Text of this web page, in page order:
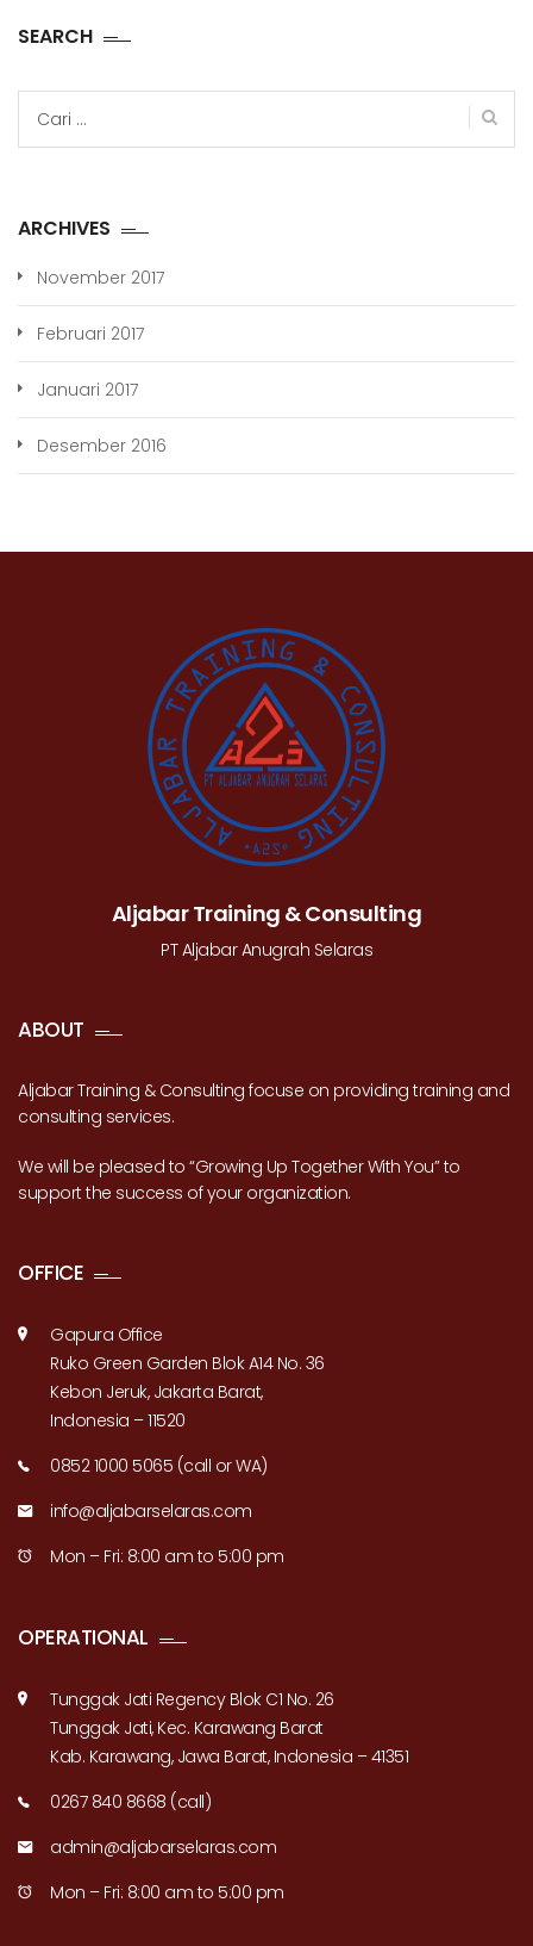
SEARCH
untuk:
ARCHIVES
November 2017
Februari 2017
Januari 2017
Desember 2016
Aljabar Training & Consulting
PT Aljabar Anugrah Selaras
ABOUT
Aljabar Training & Consulting focuse on providing training and
consulting services.
We will be pleased to “Growing Up Together With You” to
support the success of your organization.
OFFICE
Gapura Office
Ruko Green Garden Blok A14 No. 36
Kebon Jeruk, Jakarta Barat,
Indonesia – 11520
0852 1000 5065 (call or WA)
info@aljabarselaras.com
Mon – Fri: 8:00 am to 5:00 pm
OPERATIONAL
Tunggak Jati Regency Blok C1 No. 26
Tunggak Jati, Kec. Karawang Barat
Kab. Karawang, Jawa Barat, Indonesia – 41351
0267 840 8668 (call)
admin@aljabarselaras.com
Mon – Fri: 8:00 am to 5:00 pm